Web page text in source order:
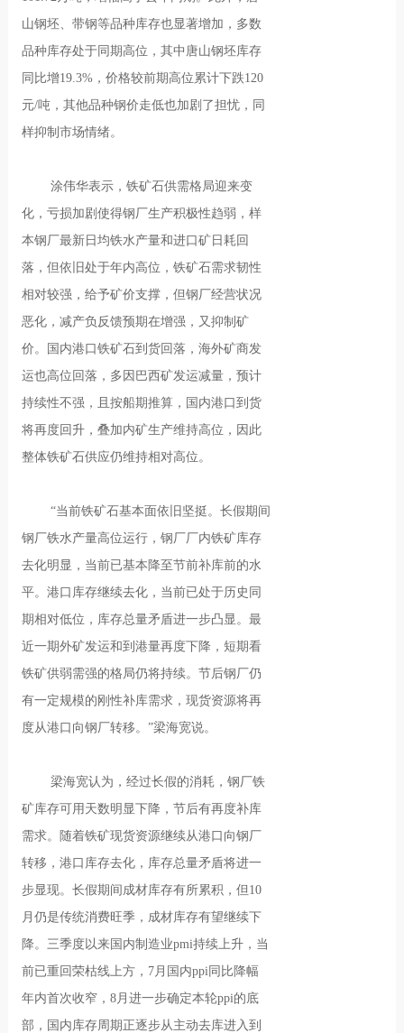
山钢坯、带钢等品种库存也显著增加，多数
品种库存处于同期高位，其中唐山钢坯库存
同比增19.3%，价格较前期高位累计下跌120
元/吨，其他品种钢价走低也加剧了担忧，同
样抑制市场情绪。
涂伟华表示，铁矿石供需格局迎来变
化，亏损加剧使得钢厂生产积极性趋弱，样
本钢厂最新日均铁水产量和进口矿日耗回
落，但依旧处于年内高位，铁矿石需求韧性
相对较强，给予矿价支撑，但钢厂经营状况
恶化，减产负反馈预期在增强，又抑制矿
价。国内港口铁矿石到货回落，海外矿商发
运也高位回落，多因巴西矿发运减量，预计
持续性不强，且按船期推算，国内港口到货
将再度回升，叠加内矿生产维持高位，因此
整体铁矿石供应仍维持相对高位。
“当前铁矿石基本面依旧坚挺。长假期间
钢厂铁水产量高位运行，钢厂厂内铁矿库存
去化明显，当前已基本降至节前补库前的水
平。港口库存继续去化，当前已处于历史同
期相对低位，库存总量矛盾进一步凸显。最
近一期外矿发运和到港量再度下降，短期看
铁矿供弱需强的格局仍将持续。节后钢厂仍
有一定规模的刚性补库需求，现货资源将再
度从港口向钢厂转移。”梁海宽说。
梁海宽认为，经过长假的消耗，钢厂铁
矿库存可用天数明显下降，节后有再度补库
需求。随着铁矿现货资源继续从港口向钢厂
转移，港口库存去化，库存总量矛盾将进一
步显现。长假期间成材库存有所累积，但10
月仍是传统消费旺季，成材库存有望继续下
降。三季度以来国内制造业pmi持续上升，当
前已重回荣枯线上方，7月国内ppi同比降幅
年内首次收窄，8月进一步确定本轮ppi的底
部，国内库存周期正逐步从主动去库进入到